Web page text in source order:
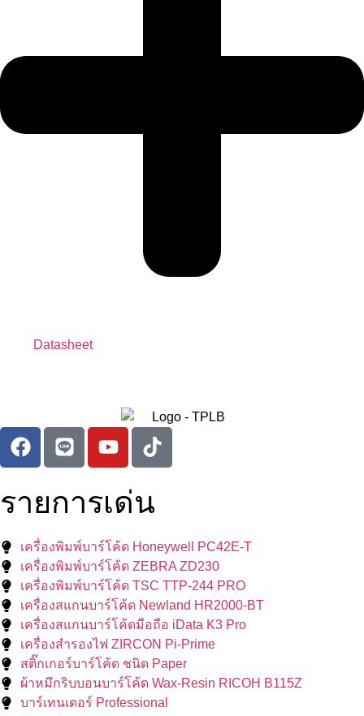
Datasheet
รายการเด่น
เครื่องพิมพ์บาร์โค้ด Honeywell PC42E-T
เครื่องพิมพ์บาร์โค้ด ZEBRA ZD230
เครื่องพิมพ์บาร์โค้ด TSC TTP-244 PRO
เครื่องสแกนบาร์โค้ด Newland HR2000-BT
เครื่องสแกนบาร์โค้ดมือถือ iData K3 Pro
เครื่องสำรองไฟ ZIRCON Pi-Prime
สติ๊กเกอร์บาร์โค้ด ชนิด Paper
ผ้าหมึกริบบอนบาร์โค้ด Wax-Resin RICOH B115Z
บาร์เทนเดอร์ Professional